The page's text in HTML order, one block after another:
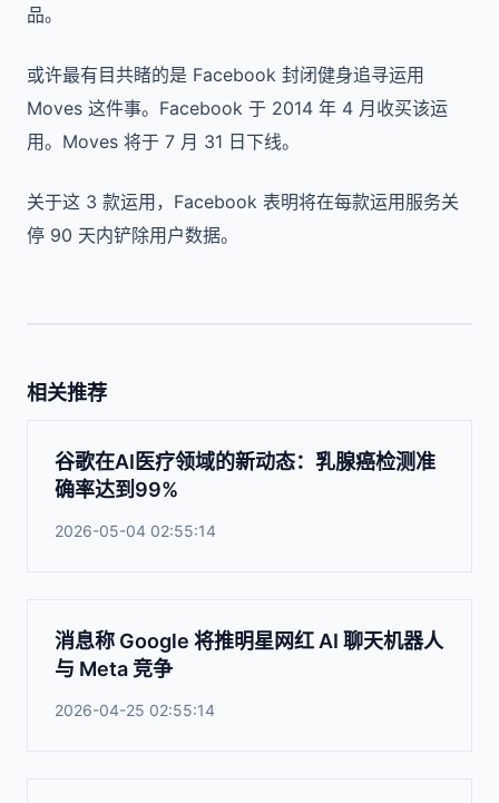
品。
或许最有目共睹的是 Facebook 封闭健身追寻运用
Moves 这件事。Facebook 于 2014 年 4 月收买该运
用。Moves 将于 7 月 31 日下线。
关于这 3 款运用，Facebook 表明将在每款运用服务关
停 90 天内铲除用户数据。
相关推荐
谷歌在AI医疗领域的新动态：乳腺癌检测准
确率达到99%
2026-05-04 02:55:14
消息称 Google 将推明星网红 AI 聊天机器人
与 Meta 竞争
2026-04-25 02:55:14